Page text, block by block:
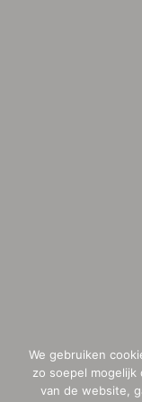
We gebruiken
zo soepel
van de website,